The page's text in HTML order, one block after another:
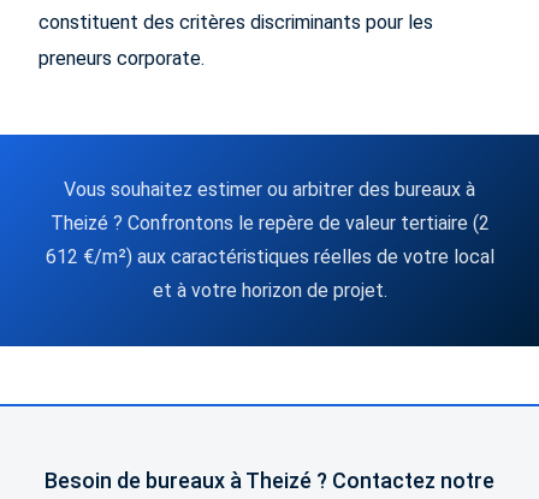
constituent des critères discriminants pour les
preneurs corporate.
Vous souhaitez estimer ou arbitrer des bureaux à
Theizé ? Confrontons le repère de valeur tertiaire (2
612 €/m²) aux caractéristiques réelles de votre local
et à votre horizon de projet.
Besoin de bureaux à Theizé ? Contactez notre